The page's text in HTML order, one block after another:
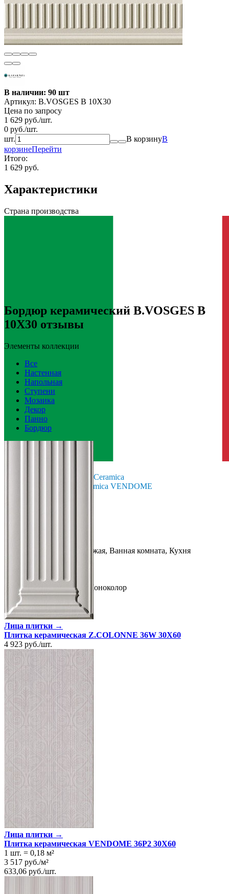
В наличии: 90 шт
Артикул: B.VOSGES B 10X30
Цена по запросу
1 629 руб./шт.
0 руб./шт.
шт.
В корзинуВ
корзинеПерейти
Итого:
1 629 руб.
Характеристики
Страна производства
La Faenza Ceramica
La Faenza Ceramica VENDOME
Холл и прихожая, Ванная комната, Кухня
Бежевый
Имитация поверхности
Моноколор
Бордюр керамический B.VOSGES B
10X30 отзывы
Элементы коллекции
Все
Настенная
Напольная
Ступени
Мозаика
Декор
Панно
Бордюр
Лица плитки →
Плитка керамическая Z.COLONNE 36W 30X60
4 923 руб./шт.
Лица плитки →
Плитка керамическая VENDOME 36P2 30X60
1 шт. = 0,18 м²
3 517 руб./м²
633,06 руб./шт.